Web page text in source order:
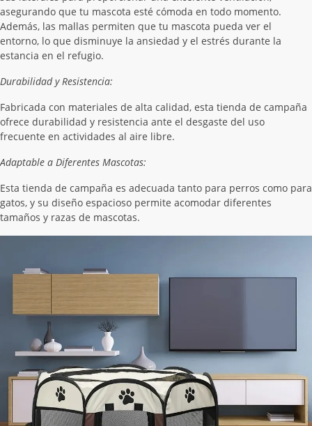
asegurando que tu mascota esté cómoda en todo momento.
Además, las mallas permiten que tu mascota pueda ver el
entorno, lo que disminuye la ansiedad y el estrés durante la
estancia en el refugio.
Durabilidad y Resistencia:
Fabricada con materiales de alta calidad, esta tienda de campaña
ofrece durabilidad y resistencia ante el desgaste del uso
frecuente en actividades al aire libre.
Adaptable a Diferentes Mascotas:
Esta tienda de campaña es adecuada tanto para perros como para
gatos, y su diseño espacioso permite acomodar diferentes
tamaños y razas de mascotas.